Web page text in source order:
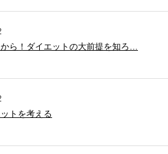
ら！ダイエットの大前提を知ろ…
トを考える